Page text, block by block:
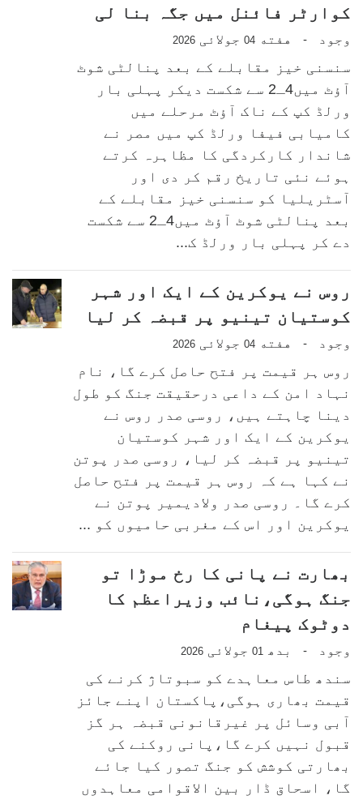
کوارٹر فائنل میں جگہ بنا لی
وجود - هفته 04 جولائی 2026
سنسنی خیز مقابلے کے بعد پنالٹی شوٹ
آؤٹ میں4ـ2 سے شکست دیکر پہلی بار
ورلڈ کپ کے ناک آؤٹ مرحلے میں
کامیابی فیفا ورلڈ کپ میں مصر نے
شاندار کارکردگی کا مظاہرہ کرتے
ہوئے نئی تاریخ رقم کر دی اور
آسٹریلیا کو سنسنی خیز مقابلے کے
بعد پنالٹی شوٹ آؤٹ میں4ـ2 سے شکست
دے کر پہلی بار ورلڈ ک...
روس نے یوکرین کے ایک اور شہر
کوستیان تینیو پر قبضہ کر لیا
وجود - هفته 04 جولائی 2026
روس ہر قیمت پر فتح حاصل کرے گا، نام
نہاد امن کے داعی درحقیقت جنگ کو طول
دینا چاہتے ہیں، روسی صدر روس نے
یوکرین کے ایک اور شہر کوستیان
تینیو پر قبضہ کر لیا، روسی صدر پوتن
نے کہا ہے کہ روس ہر قیمت پر فتح حاصل
کرے گا۔ روسی صدر ولادیمیر پوتن نے
یوکرین اور اس کے مغربی حامیوں کو ...
بھارت نے پانی کا رخ موڑا تو
جنگ ہوگی،نائب وزیراعظم کا
دوٹوک پیغام
وجود - بدھ 01 جولائی 2026
سندھ طاس معاہدے کو سبوتاژ کرنے کی
قیمت بھاری ہوگی،پاکستان اپنے جائز
آبی وسائل پر غیرقانونی قبضہ ہر گز
قبول نہیں کرے گا،پانی روکنے کی
بھارتی کوشش کو جنگ تصور کیا جائے
گا، اسحاق ڈار بین الاقوامی معاہدوں